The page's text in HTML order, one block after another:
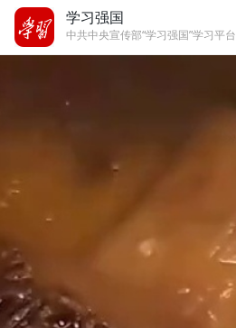
学习强国
中共中央宣传部“学习强国”学习平台